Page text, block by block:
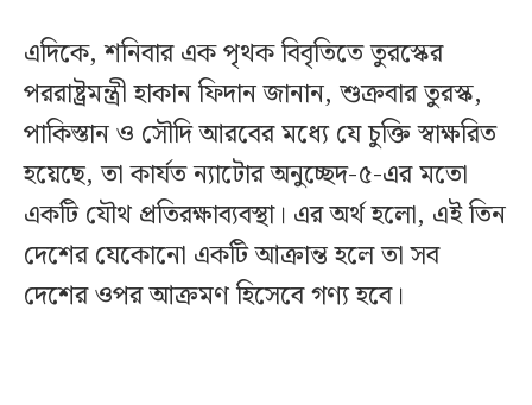
এদিকে, শনিবার এক পৃথক বিবৃতিতে তুরস্কের
পররাষ্ট্রমন্ত্রী হাকান ফিদান জানান, শুক্রবার তুরস্ক,
পাকিস্তান ও সৌদি আরবের মধ্যে যে চুক্তি স্বাক্ষরিত
হয়েছে, তা কার্যত ন্যাটোর অনুচ্ছেদ-৫-এর মতো
একটি যৌথ প্রতিরক্ষাব্যবস্থা। এর অর্থ হলো, এই তিন
দেশের যেকোনো একটি আক্রান্ত হলে তা সব
দেশের ওপর আক্রমণ হিসেবে গণ্য হবে।